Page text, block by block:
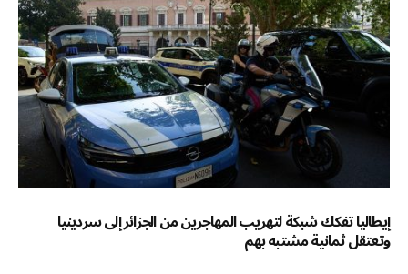
إيطاليا تفكك شبكة لتهريب المهاجرين من الجزائر إلى سردينيا
وتعتقل ثمانية مشتبه بهم